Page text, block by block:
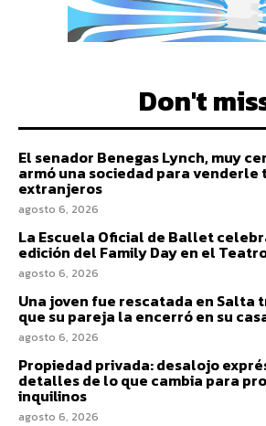
Don't
El senador Benegas Lynch, muy
armó una sociedad para venderle
extranjeros
agosto 6, 2026
La Escuela Oficial de Ballet
edición del Family Day en el
agosto 6, 2026
Una joven fue rescatada en Salta
que su pareja la encerró en su
agosto 6, 2026
Propiedad privada: desalojo
detalles de lo que cambia para
inquilinos
agosto 6, 2026